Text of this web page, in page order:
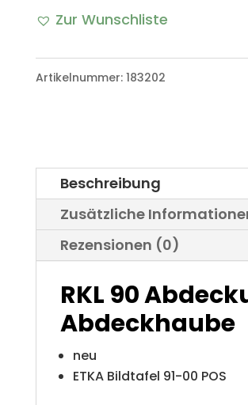
Abdeckung
Abdeckhaube
VW
Iltis
Bombardier
Menge
Zur Wunschliste
Artikelnummer: 183202
Beschreibung
Zusätzliche
Rezensionen (0)
RKL 90
Abdeckhaube
neu
ETKA Bildtafel 91-00 POS